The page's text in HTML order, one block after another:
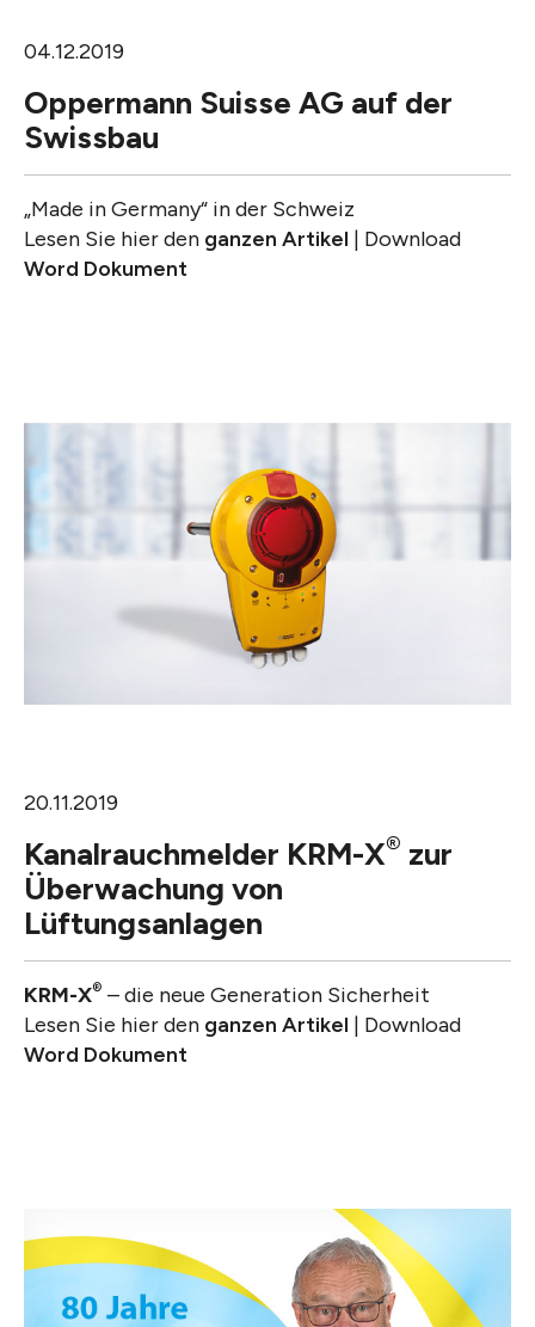
04.12.2019
Oppermann Suisse AG auf der
Swissbau
„Made in Germany“ in der Schweiz
Lesen Sie hier den ganzen Artikel | Download
Word Dokument
20.11.2019
Kanalrauchmelder KRM-X® zur
Überwachung von
Lüftungsanlagen
KRM-X® ­– die neue Generation Sicherheit
Lesen Sie hier den ganzen Artikel | Download
Word Dokument